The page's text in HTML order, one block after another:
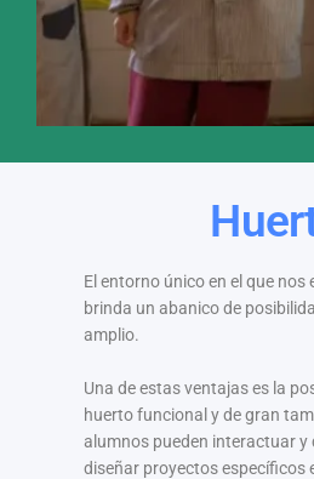
El entorno único en el que
brinda un abanico de
amplio.
Una de estas ventajas es la
huerto funcional y de gran
alumnos pueden interactuar y
diseñar proyectos específicos